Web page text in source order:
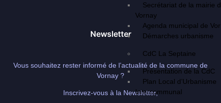
Secrétariat de la mairie
Vornay
Agenda municipal de
Démarches urbanisme
CdC La Septaine
Présentation de la CdC
Plan Local d’Urbanisme
Intercommunal
Newsletter
Vous souhaitez rester informé de l’actualité de la commune de
Vornay ?
Inscrivez-vous à la Newsletter,